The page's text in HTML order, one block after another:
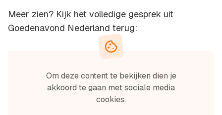
Meer zien? Kijk het volledige gesprek uit
Goedenavond Nederland terug:
Om deze content te bekijken dien je
akkoord te gaan met sociale media
cookies.